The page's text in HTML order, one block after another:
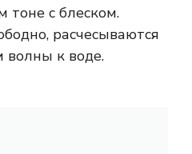
тоне с блеском.
расчесываются
волны к воде.